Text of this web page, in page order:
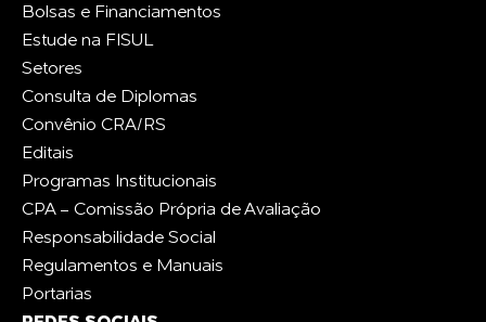
Bolsas e Financiamentos
Estude na FISUL
Setores
Consulta de Diplomas
Convênio CRA/RS
Editais
Programas Institucionais
CPA - Comissão Própria de Avaliação
Responsabilidade Social
Regulamentos e Manuais
Portarias